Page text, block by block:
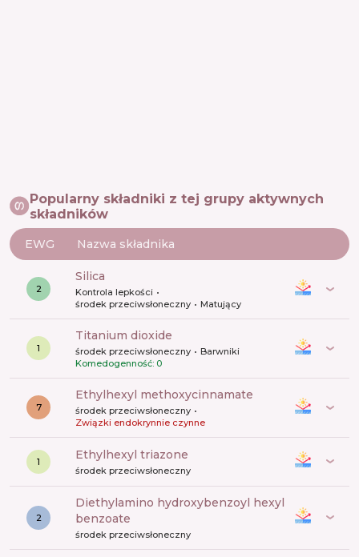
Popularny składniki z tej grupy aktywnych
składników
EWG Nazwa składnika
2
silica
Kontrola lepkości
środek przeciwsłoneczny
Matujący
1
titanium dioxide
środek przeciwsłoneczny
Barwniki
Komedogenność: 0
7
ethylhexyl methoxycinnamate
środek przeciwsłoneczny
Związki endokrynnie czynne
1 ethylhexyl triazone
środek przeciwsłoneczny
2
diethylamino hydroxybenzoyl hexyl
benzoate
środek przeciwsłoneczny